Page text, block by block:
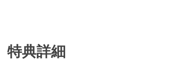
特典詳細